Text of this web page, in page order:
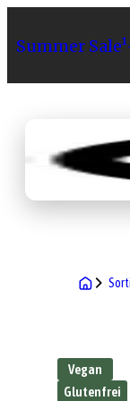
Summer
Vegan
Glutenfrei